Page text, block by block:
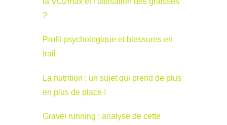
?
Profil psychologique et blessures en
trail
La nutrition : un sujet qui prend de plus
en plus de place !
Gravel running : analyse de cette